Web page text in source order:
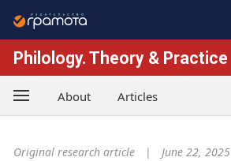
Philology. Theory & Practice
About Articles
Original research article June 22, 2025